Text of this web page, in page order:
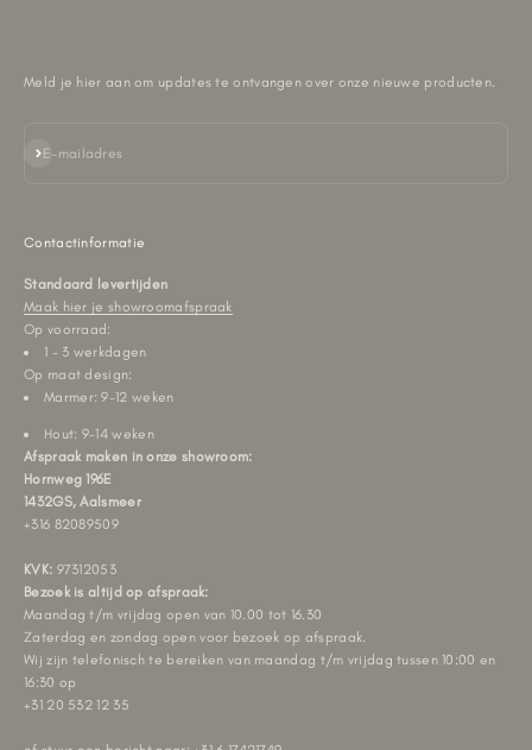
Meld je hier aan om updates te ontvangen over onze nieuwe producten.
E-mailadres
Abonneren
Contactinformatie
Standaard levertijden
Maak hier je showroomafspraak
Op voorraad:
1 - 3 werkdagen
Op maat design:
Marmer: 9-12 weken
Hout: 9-14 weken
Afspraak maken in onze showroom:
Hornweg 196E
1432GS, Aalsmeer
+316 82089509
KVK: 97312053
Bezoek is altijd op afspraak:
Maandag t/m vrijdag open van 10.00 tot 16.30
Zaterdag en zondag open voor bezoek op afspraak.
Wij zijn telefonisch te bereiken van maandag t/m vrijdag tussen 10:00 en
16:30 op
+31 20 532 12 35